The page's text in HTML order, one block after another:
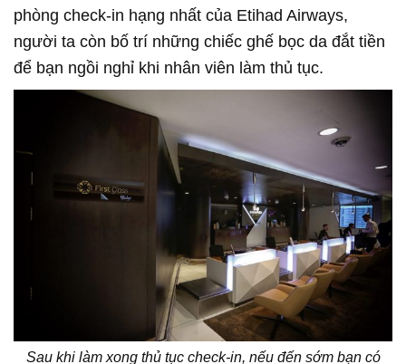
phòng check-in hạng nhất của Etihad Airways,
người ta còn bố trí những chiếc ghế bọc da đắt tiền
để bạn ngồi nghỉ khi nhân viên làm thủ tục.
Sau khi làm xong thủ tục check-in, nếu đến sớm bạn có